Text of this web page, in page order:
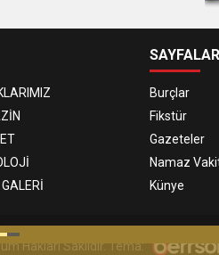
GALERİ
SAYFALAR
Burçlar
Fikstür
Gazeteler
Namaz
Künye
Hakları Saklıdır. Tema: